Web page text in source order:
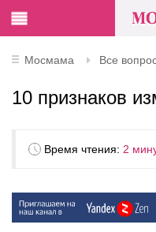
Мосмама Все
10 признаков
Время чтения: 2